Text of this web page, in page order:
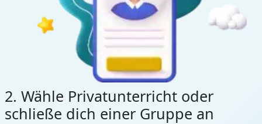
2. Wähle Privatunterricht oder
schließe dich einer Gruppe an